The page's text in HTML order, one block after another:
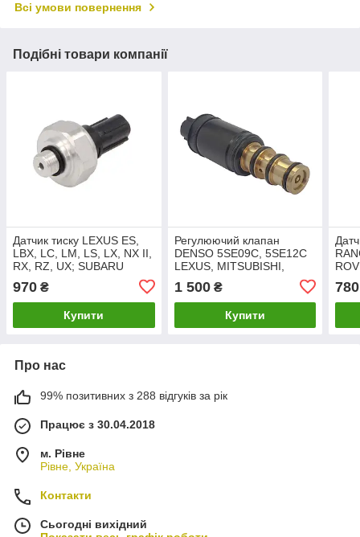
Всі умови повернення
Подібні товари компанії
Датчик тиску LEXUS ES,
LBX, LC, LM, LS, LX, NX II,
RX, RZ, UX; SUBARU
CAMRY, C-HR, (38981)
970 ₴
Купити
Регулюючий клапан
DENSO 5SE09C, 5SE12C
LEXUS, MITSUBISHI,
2018 (EK20-7010,
KTT060029)
1 500₴
Купити
780
Про нас
99% позитивних з 288 відгуків за рік
Працює з 30.04.2018
м. Рівне
Рівне, Україна
Контакти
Сьогодні вихідний